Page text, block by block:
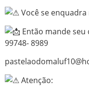
Você se enquadra
Então mande
99748- 8989
Atenção: